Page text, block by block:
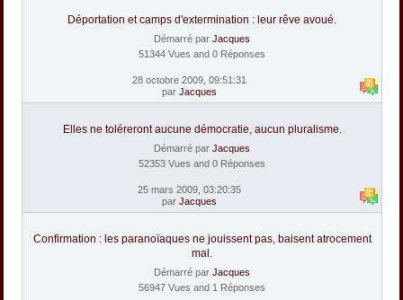
Déportation et camps d'extermination : leur rêve avoué.
Démarré par Jacques
51344 Vues and 0 Réponses
28 octobre 2009, 09:51:31
par Jacques
Elles ne toléreront aucune démocratie, aucun pluralisme.
Démarré par Jacques
52353 Vues and 0 Réponses
25 mars 2009, 03:20:35
par Jacques
Confirmation : les paranoïaques ne jouissent pas, baisent atrocement
mal.
Démarré par Jacques
56947 Vues and 1 Réponses